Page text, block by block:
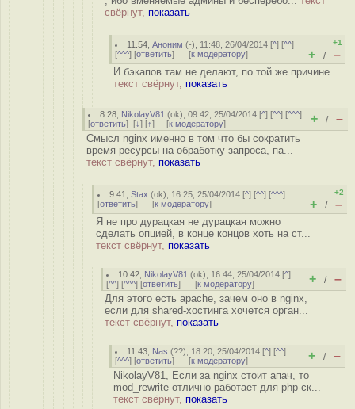
свёрнут, показать
11.54 ,Аноним (-), 11:48, 26/04/2014 [^] [^^]
[^^^] [ответить] [к модератору]
+1
+ / –
И бэкапов там не делают, по той же причине ...
текст свёрнут, показать
8.28 NikolayV81 (ok), 09:42, 25/04/2014 [^] [^^] [^^^]
[ответить] [↓] [↑] [к модератору] + / –
Смысл nginx именно в том что бы сократить
время ресурсы на обработку запроса, па...
текст свёрнут, показать
9.41 ,Stax (ok), 16:25, 25/04/2014 [^] [^^] [^^^]
[ответить] [к модератору]
+2
+ / –
Я не про дурацкая не дурацкая можно
сделать опцией, в конце концов хоть на ст...
текст свёрнут, показать
10.42 NikolayV81 (ok), 16:44, 25/04/2014 [^]
[^^] [^^^] [ответить] [к модератору] + / –
Для этого есть apache, зачем оно в nginx,
если для shared-хостинга хочется орган...
текст свёрнут, показать
11.43 Nas (??), 18:20, 25/04/2014 [^] [^^]
[^^^] [ответить] [к модератору] + / –
NikolayV81, Если за nginx стоит апач, то
mod_rewrite отлично работает для php-ск...
текст свёрнут, показать